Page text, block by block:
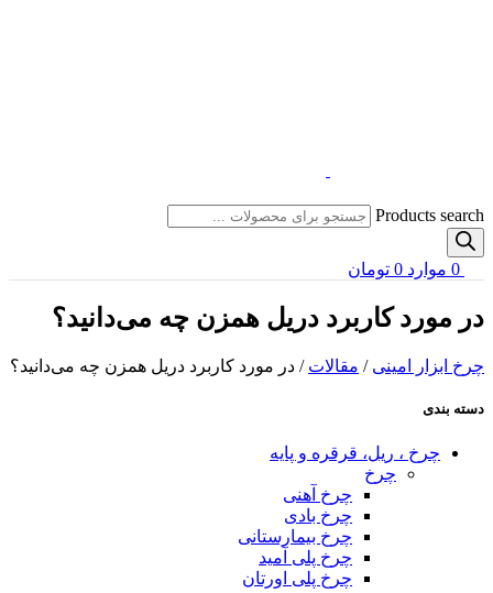
Products search
0 موارد 0 تومان
در مورد کاربرد دریل همزن چه می‌دانید؟
چرخ ابزار امینی / مقالات / در مورد کاربرد دریل همزن چه می‌دانید؟
دسته بندی
چرخ ، ریل، قرقره و پایه
چرخ
چرخ آهنی
چرخ بادی
چرخ بیمارستانی
چرخ پلی آمید
چرخ پلی اورتان